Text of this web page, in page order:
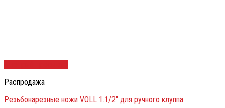
Распродажа
Резьбонарезные ножи VOLL 1.1/2″ для ручного клуппа